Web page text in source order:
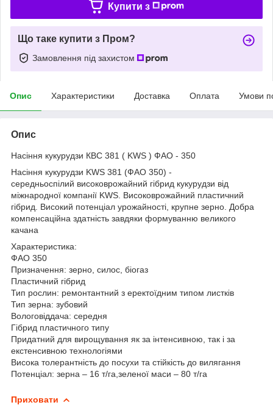
Купити з
Що таке купити з Пром?
Замовлення під захистом
Опис Характеристики Доставка Оплата Умови
Опис
Насіння кукурудзи КВС 381 ( KWS ) ФАО - 350
Насіння кукурудзи KWS 381 (ФАО 350) -
середньоспілий високоврожайний гібрид кукурудзи від
міжнародної компанії KWS. Високоврожайний пластичний
гібрид. Високий потенціал урожайності, крупне зерно. Добра
компенсаційна здатність завдяки формуванню великого
качана
Характеристика:
ФАО 350
Призначення: зерно, силос, біогаз
Пластичний гібрид
Тип рослин: ремонтантний з еректоїдним типом листків
Тип зерна: зубовий
Вологовіддача: середня
Гібрид пластичного типу
Придатний для вирощування як за інтенсивною, так і за
екстенсивною технологіями
Висока толерантність до посухи та стійкість до вилягання
Потенціал: зерна – 16 т/га,зеленої маси – 80 т/га
Приховати